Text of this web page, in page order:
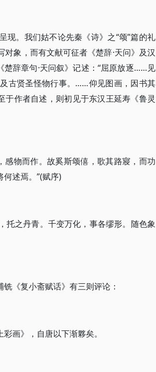
现。我们姑不论先秦《诗》之“颂”篇的礼
象，而有文献可征者《楚辞·天问》及汉
楚辞章句·天问叙》记述：“屈原放逐……见
古贤圣怪物行事。……仰见图画，因书其
作者自述，则初见于东汉王延寿《鲁灵
感物而作。故奚斯颂僖，歌其路寢，而功
述焉。”(赋序)
托之丹青。千变万化，事各缪形。随色象
《复小斋赋话》有三则评论：
画》，自唐以下渐夥矣。